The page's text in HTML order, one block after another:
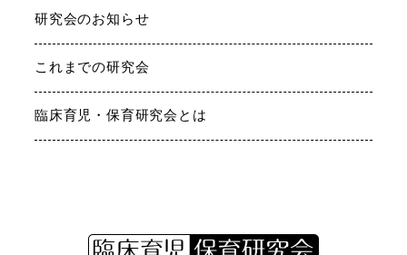
研究会のお知らせ
これまでの研究会
臨床育児・保育研究会とは